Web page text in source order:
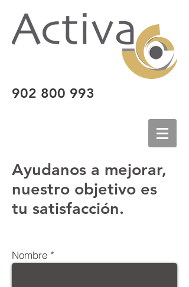
902 800 993
Ayudanos a mejorar,
nuestro objetivo es
tu satisfacción.
Nombre